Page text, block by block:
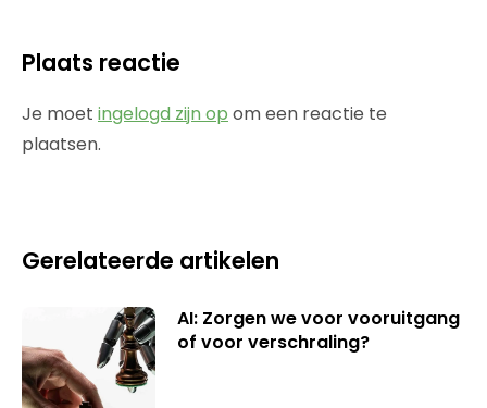
Plaats reactie
Je moet ingelogd zijn op om een reactie te
plaatsen.
Gerelateerde artikelen
AI: Zorgen we voor vooruitgang
of voor verschraling?